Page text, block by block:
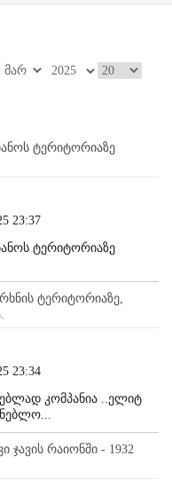
ტერიტორიაზე
23:37
ტერიტორიაზე
ტერიტორიაზე,
23:34
კომპანია ..ელიტ
რაიონში - 1932